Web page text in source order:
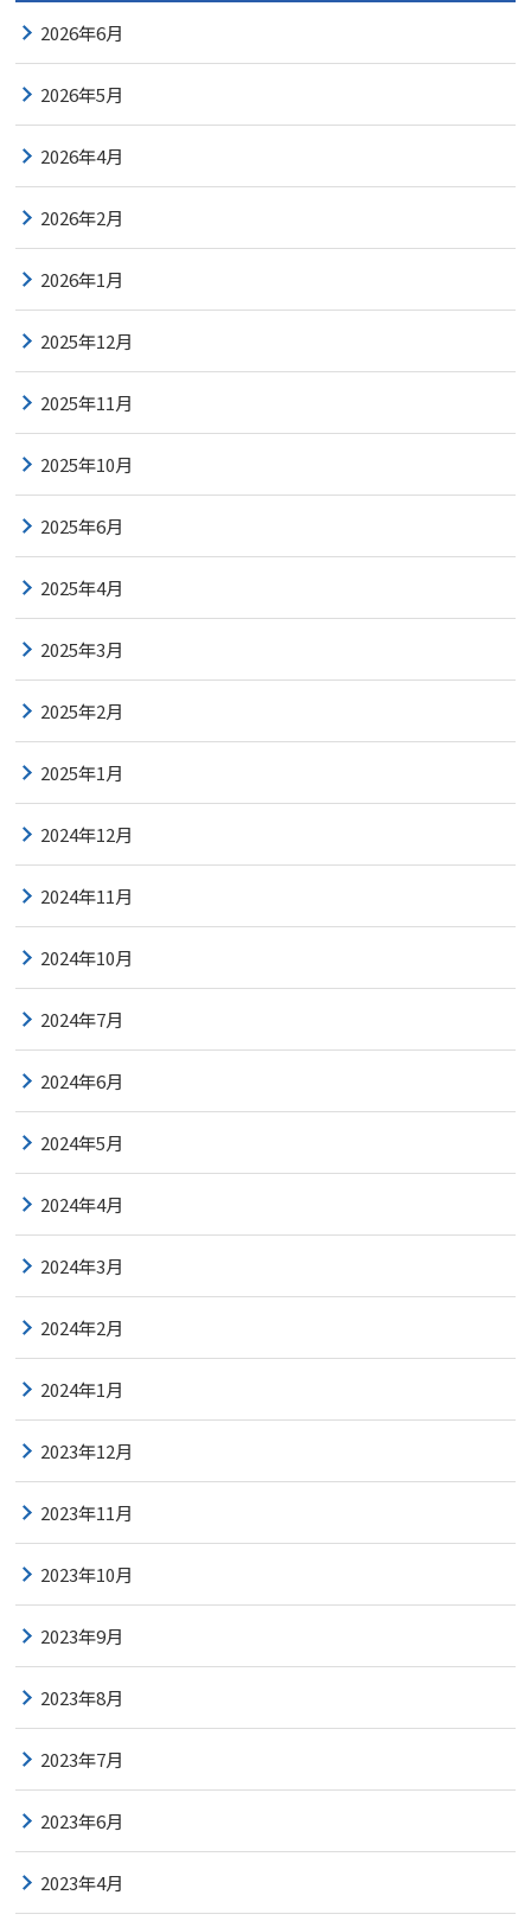
2026年6月
2026年5月
2026年4月
2026年2月
2026年1月
2025年12月
2025年11月
2025年10月
2025年6月
2025年4月
2025年3月
2025年2月
2025年1月
2024年12月
2024年11月
2024年10月
2024年7月
2024年6月
2024年5月
2024年4月
2024年3月
2024年2月
2024年1月
2023年12月
2023年11月
2023年10月
2023年9月
2023年8月
2023年7月
2023年6月
2023年4月